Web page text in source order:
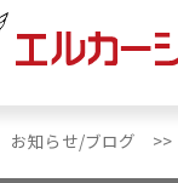
お知らせ/ブログ >>